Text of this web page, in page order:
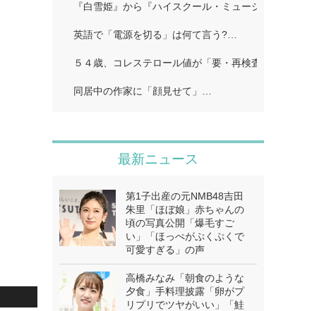
『白雪姫』から『ハイスクール・ミュージカル/ザ・ム
英語で「電源を切る」は何て言う?…
５４歳、コレステロール値が「要・再検査」…
同居中の作家に「顔見せて」…
最新ニュース
第1子出産の元NMB48吉田
朱里「ほぼ娘」赤ちゃんの
頃の写真公開「爆毛すご
い」「ほっぺがぷくぷくで
可愛すぎる」の声
高橋みなみ「朝食のような
夕食」手料理披露「卵がプ
リプリでツヤがいい」「鮭